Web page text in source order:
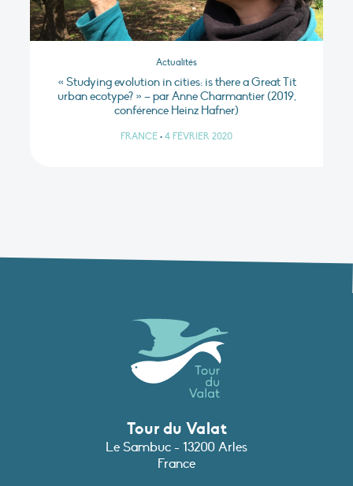
Actualités
« Studying evolution in cities: is there a Great Tit
urban ecotype? » – par Anne Charmantier (2019,
conférence Heinz Hafner)
FRANCE • 4 FÉVRIER 2020
Tour du Valat
Le Sambuc - 13200 Arles
France